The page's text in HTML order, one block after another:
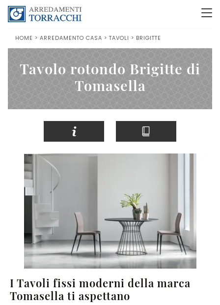
HOME > ARREDAMENTO CASA > TAVOLI > BRIGITTE
Tavolo rotondo Brigitte di
Tomasella
I Tavoli fissi moderni della marca
Tomasella ti aspettano